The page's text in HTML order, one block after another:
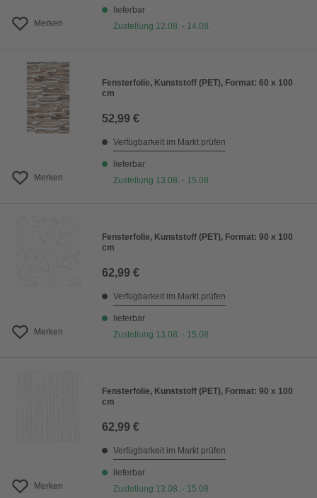
Merken
lieferbar
Zustellung 12.08. - 14.08.
Merken
Fensterfolie, Kunststoff (PET), Format: 60 x 100
cm
52,99 €
Verfügbarkeit im Markt prüfen
lieferbar
Zustellung 13.08. - 15.08.
Merken
Fensterfolie, Kunststoff (PET), Format: 90 x 100
cm
62,99 €
Verfügbarkeit im Markt prüfen
lieferbar
Zustellung 13.08. - 15.08.
Merken
Fensterfolie, Kunststoff (PET), Format: 90 x 100
cm
62,99 €
Verfügbarkeit im Markt prüfen
lieferbar
Zustellung 13.08. - 15.08.